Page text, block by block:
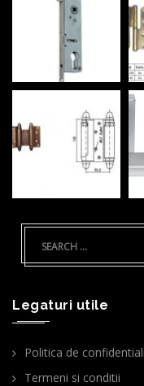
Legaturi utile
Politica de
Termeni si conditii